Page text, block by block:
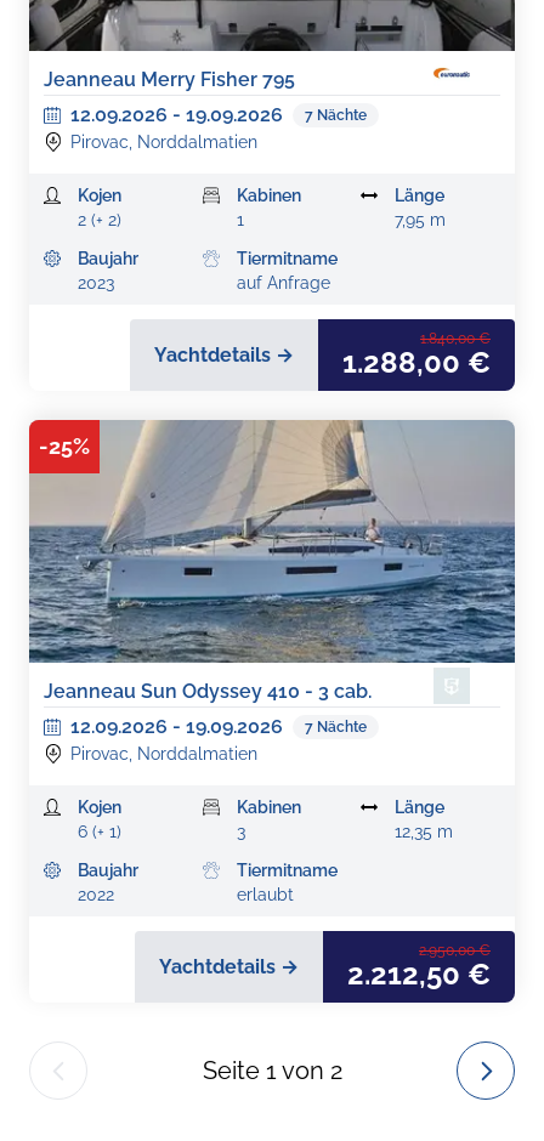
Jeanneau Merry Fisher 795
12.09.2026 - 19.09.2026 7 Nächte
Pirovac, Norddalmatien
Kojen
2 (+ 2)
Kabinen
1
Länge
7,95 m
Baujahr
2023
Tiermitname
auf Anfrage
Yachtdetails →
1.840,00 €
1.288,00 €
-25%
Jeanneau Sun Odyssey 410 - 3 cab.
12.09.2026 - 19.09.2026 7 Nächte
Pirovac, Norddalmatien
Kojen
6 (+ 1)
Kabinen
3
Länge
12,35 m
Baujahr
2022
Tiermitname
erlaubt
Yachtdetails →
2.950,00 €
2.212,50 €
Seite 1von 2